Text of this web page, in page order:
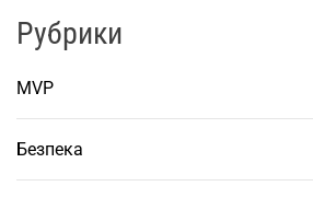
Рубрики
MVP
Безпека